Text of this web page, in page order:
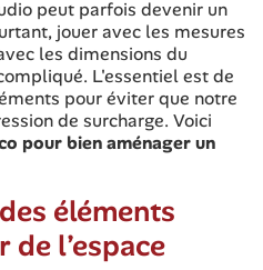
peut parfois devenir un
jouer avec les mesures
les dimensions du
L'essentiel est de
pour éviter que notre
de surcharge. Voici
pour bien aménager un
éléments
de l’espace